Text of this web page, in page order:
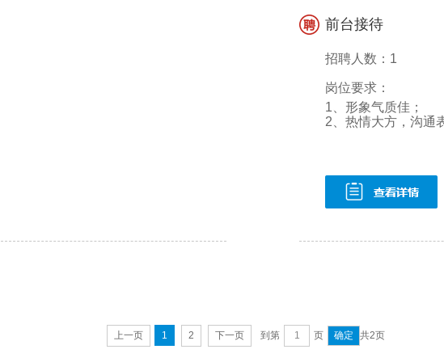
前台接待
招聘人数：1
岗位要求：
1、形象气质佳；
2、热情大方，沟通
上一页 1 2 下一页 到第 页 共2页